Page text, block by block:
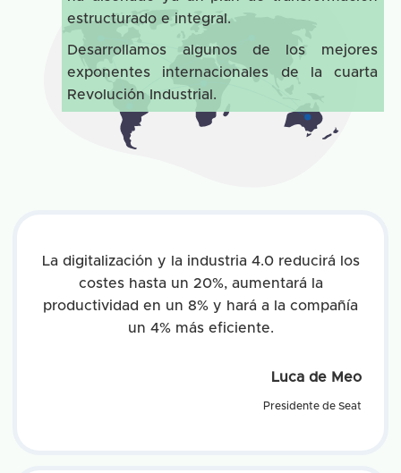
estructurado e integral.
Desarrollamos algunos de los mejores
exponentes internacionales de la cuarta
Revolución Industrial.
La digitalización y la industria 4.0 reducirá los
costes hasta un 20%, aumentará la
productividad en un 8% y hará a la compañía
un 4% más eficiente.
Luca de Meo
Presidente de Seat